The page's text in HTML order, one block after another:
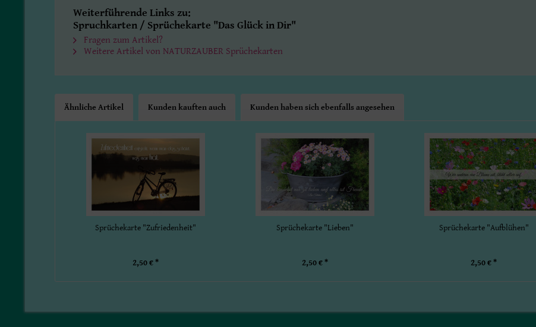
Weiterführende Links zu:
Spruchkarten / Sprüchekarte "Das Glück in Dir"
Fragen zum Artikel?
Weitere Artikel von NATURZAUBER Sprüchekarten
Ähnliche Artikel Kunden kauften auch Kunden haben sich ebenfalls angesehen
Sprüchekarte "Zufriedenheit"
2,50 € *
Sprüchekarte "Lieben"
2,50 € *
Sprüchekarte "Aufblühen"
2,50 € *